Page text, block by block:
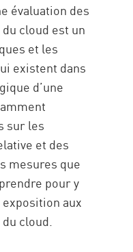
évaluation des
cloud est un
et les
existent dans
d’une
sur les
et des
mesures que
pour y
aux
cloud.